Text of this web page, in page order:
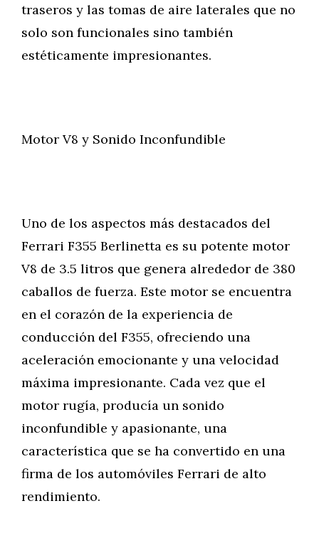
traseros y las tomas de aire laterales que no
solo son funcionales sino también
estéticamente impresionantes.
Motor V8 y Sonido Inconfundible
Uno de los aspectos más destacados del
Ferrari F355 Berlinetta es su potente motor
V8 de 3.5 litros que genera alrededor de 380
caballos de fuerza. Este motor se encuentra
en el corazón de la experiencia de
conducción del F355, ofreciendo una
aceleración emocionante y una velocidad
máxima impresionante. Cada vez que el
motor rugía, producía un sonido
inconfundible y apasionante, una
característica que se ha convertido en una
firma de los automóviles Ferrari de alto
rendimiento.